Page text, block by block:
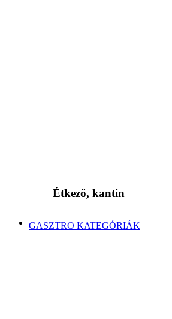
Étkező, kantin
GASZTRO KATEGÓRIÁK